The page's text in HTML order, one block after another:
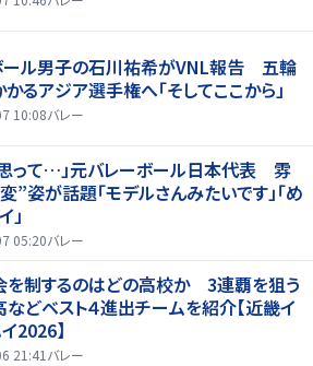
ール男子の石川祐希がVNL報告 五輪
るアジア選手権へ「そしてここから」
10:08バレー
思って…」元バレーボール日本代表 雰
”姿が話題「モデルさんみたいです」「め
」
05:20バレー
を制するのはどの高校か 3連覇を狙う
どベスト４進出チームを紹介【近畿イ
2026】
21:41 バレー